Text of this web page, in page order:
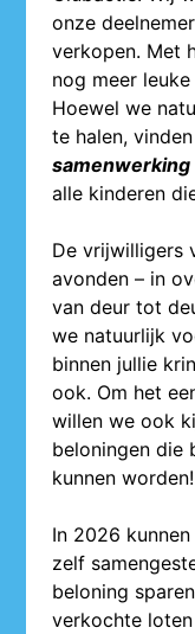
onze
verkopen. Met
nog meer
Hoewel we
te halen,
samenwerking
alle kinderen
De vrijwilligers
avonden – in
van deur tot
we natuurlijk
binnen jullie
ook. Om het
willen we ook
beloningen die
kunnen worden!
In 2026
zelf
beloning
verkochte